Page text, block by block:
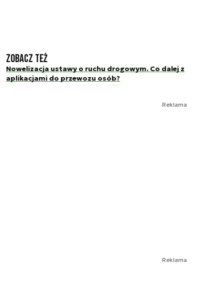
Zobacz też
Nowelizacja ustawy o ruchu drogowym. Co dalej z
aplikacjami do przewozu osób?
Reklama
Reklama